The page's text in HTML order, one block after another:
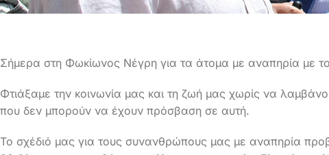
Σήμερα στη Φωκίωνος Νέγρη για τα άτομα με αναπηρία με
Φτιάξαμε την κοινωνία μας και τη ζωή μας χωρίς να
που δεν μπορούν να έχουν πρόσβαση σε αυτή.
Το σχέδιό μας για τους συνανθρώπους μας με αναπηρία